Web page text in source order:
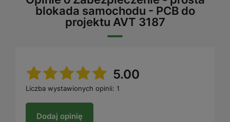
blokada samochodu - PCB do
projektu AVT 3187
5.00
Liczba wystawionych opinii: 1
Dodaj opinię